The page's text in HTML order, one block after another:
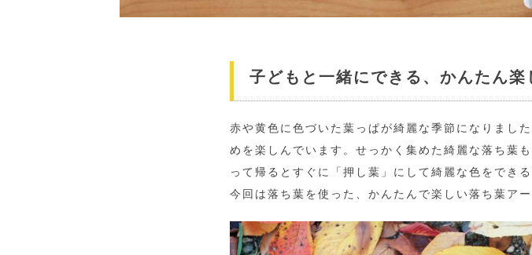
子どもと一緒にできる、かんたん
赤や黄色に色づいた葉っぱが綺麗な季節になりまし
めを楽しんでいます。せっかく集めた綺麗な落ち葉
って帰るとすぐに「押し葉」にして綺麗な色をでき
今回は落ち葉を使った、かんたんで楽しい落ち葉ア